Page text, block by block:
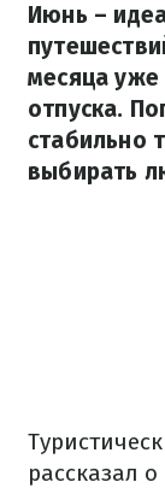
Июнь –
месяца
отпуска.
стабильно
выбирать
рассказал